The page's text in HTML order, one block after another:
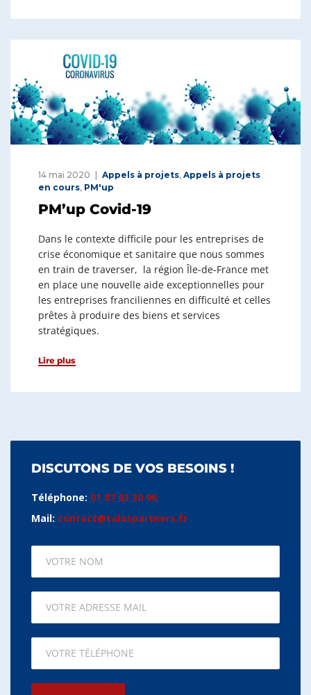
14 mai 2020 Appels à projets, Appels à projets
en cours, PM'up
PM’up Covid-19
Dans le contexte difficile pour les entreprises de
crise économique et sanitaire que nous sommes
en train de traverser, la région Île-de-France met
en place une nouvelle aide exceptionnelles pour
les entreprises franciliennes en difficulté et celles
prêtes à produire des biens et services
stratégiques.
Lire plus
DISCUTONS DE VOS BESOINS !
Téléphone: 01 87 63 30 96
Mail: contact@talaspartners.fr